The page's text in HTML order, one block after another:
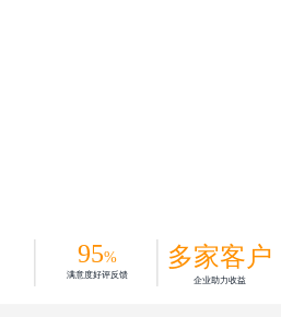
95%
满意度好评反馈
多家客户
企业助力收益